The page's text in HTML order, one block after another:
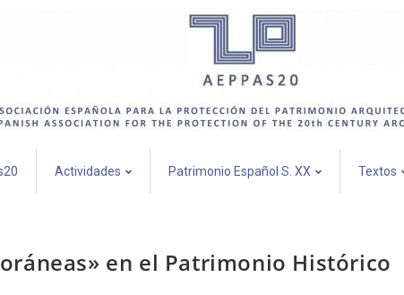
Actividades Patrimonio Español S. XX Textos
en el Patrimonio Histórico